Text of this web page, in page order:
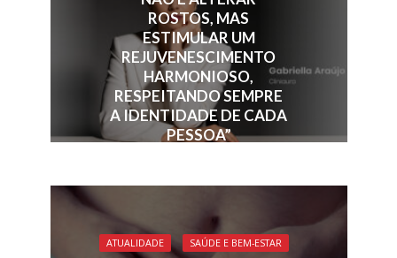
ROSTOS, MAS
ESTIMULAR UM
REJUVENESCIMENTO
HARMONIOSO,
RESPEITANDO SEMPRE
A IDENTIDADE DE CADA
PESSOA”
ATUALIDADE SAÚDE E BEM-ESTAR